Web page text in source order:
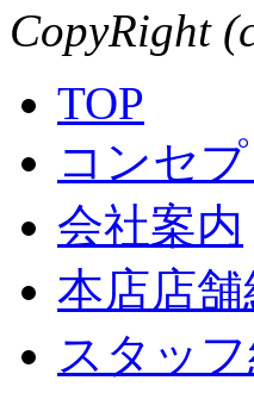
CopyRight
TOP
コンセプ
会社案内
本店店舗
スタッ